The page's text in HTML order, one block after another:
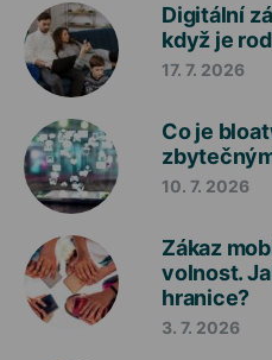
Digitální
když je
17. 7. 2026
Co je
10. 7. 2026
Zákaz
volnost.
hranice?
3. 7. 2026